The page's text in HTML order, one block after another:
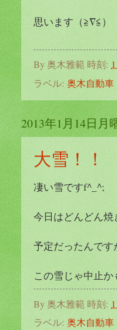
思います（≧∇≦）
By奥木雅範 時刻:
ラベル: 奥木自動車
2013年1月14日月
大雪！！
凄い雪ですf^_^;
今日はどんどん焼
予定だったんです
この雪じゃ中止か
By奥木雅範 時刻:
ラベル: 奥木自動車